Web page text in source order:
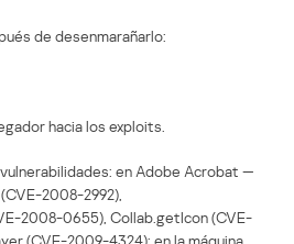
de desenmarañarlo:
hacia los exploits.
en Adobe Acrobat —
2008-2992),
2008-0655), Collab.getIcon (CVE-
(CVE-2009-4324); en la máquina